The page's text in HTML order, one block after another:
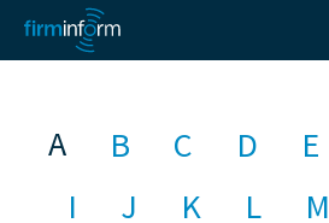
A B C D E
I
J K L M